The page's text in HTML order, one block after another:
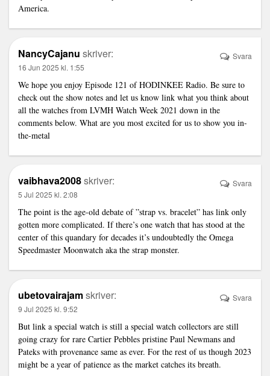
America.
NancyCajanu skriver:
16 Jun 2025 kl. 1:55
We hope you enjoy Episode 121 of HODINKEE Radio. Be sure to
check out the show notes and let us know link what you think about
all the watches from LVMH Watch Week 2021 down in the
comments below. What are you most excited for us to show you in-
the-metal
Svara
vaibhava2008skriver:
5 Jul 2025 kl. 2:08
The point is the age-old debate of ”strap vs. bracelet” has link only
gotten more complicated. If there’s one watch that has stood at the
center of this quandary for decades it’s undoubtedly the Omega
Speedmaster Moonwatch aka the strap monster.
Svara
ubetovairajamskriver:
9 Jul 2025 kl. 9:52
But link a special watch is still a special watch collectors are still
going crazy for rare Cartier Pebbles pristine Paul Newmans and
Pateks with provenance same as ever. For the rest of us though 2023
might be a year of patience as the market catches its breath.
Svara